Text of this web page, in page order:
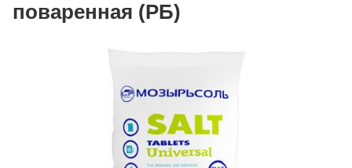
поваренная (РБ)